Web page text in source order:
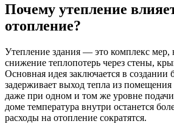
Почему утепление
отопление?
Утепление здания — это комплекс мер,
снижение теплопотерь через стены,
Основная идея заключается в создании
задерживает выход тепла из помещения
даже при одном и том же уровне
доме температура внутри останется
расходы на отопление сократятся.